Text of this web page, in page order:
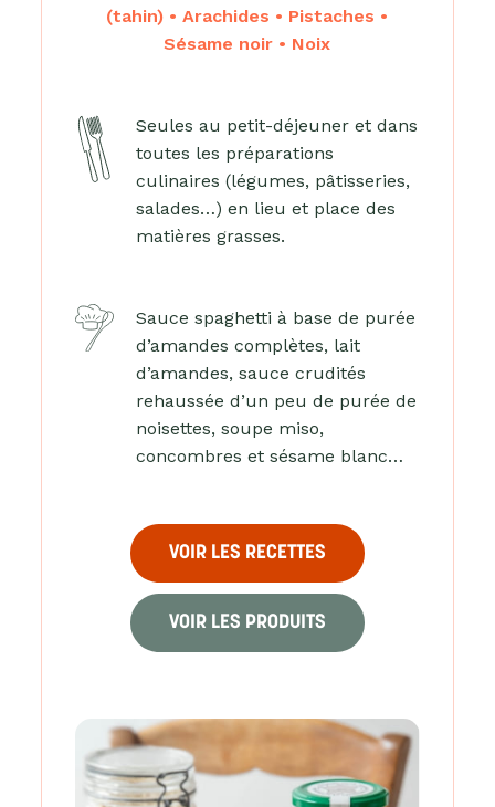
(tahin) • Arachides • Pistaches •
Sésame noir • Noix
Seules au petit-déjeuner et dans
toutes les préparations
culinaires (légumes, pâtisseries,
salades…) en lieu et place des
matières grasses.
Sauce spaghetti à base de purée
d’amandes complètes, lait
d’amandes, sauce crudités
rehaussée d’un peu de purée de
noisettes, soupe miso,
concombres et sésame blanc…
VOIR LES RECETTES
VOIR LES PRODUITS